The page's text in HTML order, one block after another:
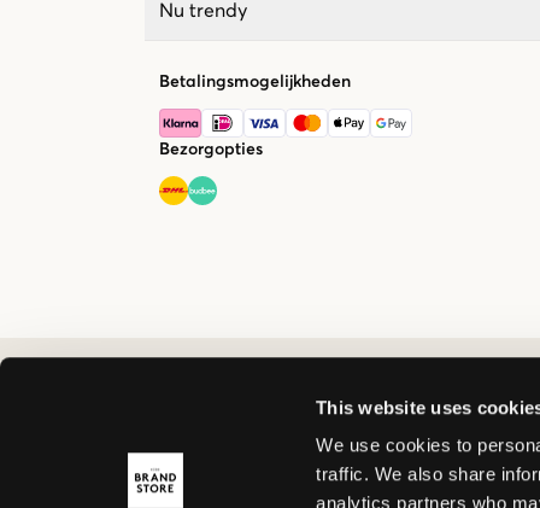
This website uses
We use cookies to
traffic. We also share
analytics partners who
Nu trendy
Betalingsmogelijkheden
Bezorgopties